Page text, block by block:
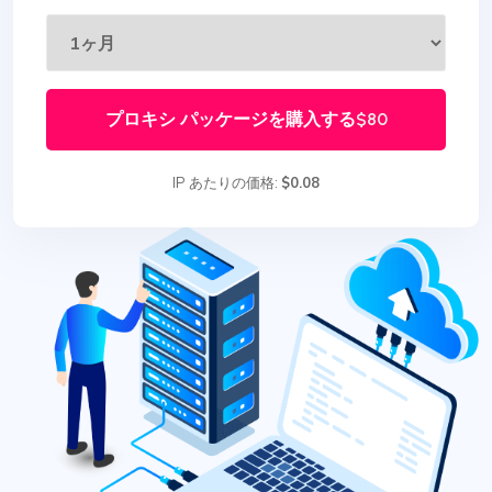
プロキシ パッケージを購入する$80
IP あたりの価格: $0.08